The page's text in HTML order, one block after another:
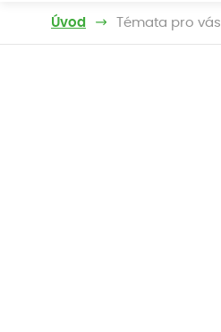
Úvod Témata pro vás